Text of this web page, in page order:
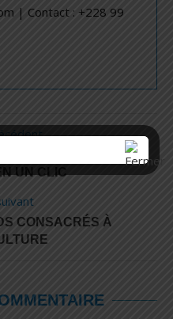
| Contact : +228 99
PRIVÉS : LA
UN CLIC
CONSACRÉS À